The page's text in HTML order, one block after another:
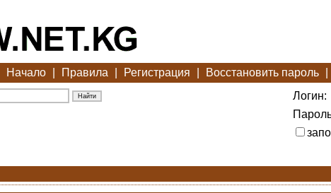
Начало Правила Регистрация Восстановить пароль
Логин: